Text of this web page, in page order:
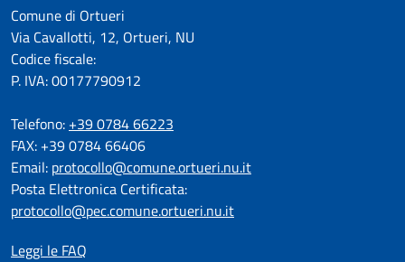
Comune di Ortueri
Via Cavallotti, 12, Ortueri, NU
Codice fiscale:
P. IVA: 00177790912
Telefono: +39 0784 66223
FAX: +39 0784 66406
Email: protocollo@comune.ortueri.nu.it
Posta Elettronica Certificata:
protocollo@pec.comune.ortueri.nu.it
Leggi le FAQ